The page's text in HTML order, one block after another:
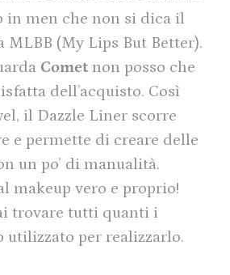
in men che non si dica il
MLBB (My Lips But Better).
Cometnon posso che
dell’acquisto. Così
il Dazzle Liner scorre
e permette di creare delle
un po’ di manualità.
makeup vero e proprio!
trovare tutti quanti i
utilizzato per realizzarlo.